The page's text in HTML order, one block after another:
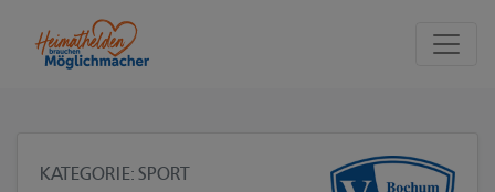
KATEGORIE: SPORT